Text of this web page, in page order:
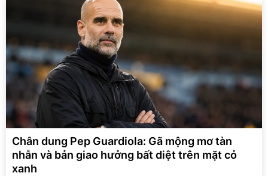
Chân dung Pep Guardiola: Gã mộng mơ tàn
nhẫn và bản giao hưởng bất diệt trên mặt cỏ
xanh